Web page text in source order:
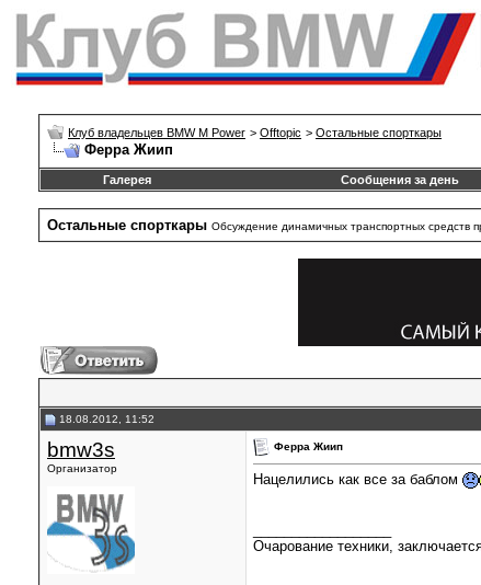
Клуб владельцев BMW M Power > Offtopic > Остальные спорткары
Ферра Жиип
Галерея Сообщения за день
Остальные спорткары Обсуждение динамичных транспортных средств
18.08.2012, 11:52
bmw3s
Организатор
Ферра Жиип
Нацелились как все за баблом
Очарование техники,